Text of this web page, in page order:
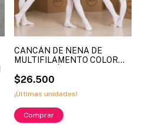
CANCÁN DE NENA DE
MULTIFILAMENTO COLOR
900
$26.500
¡Últimas unidades!
Comprar